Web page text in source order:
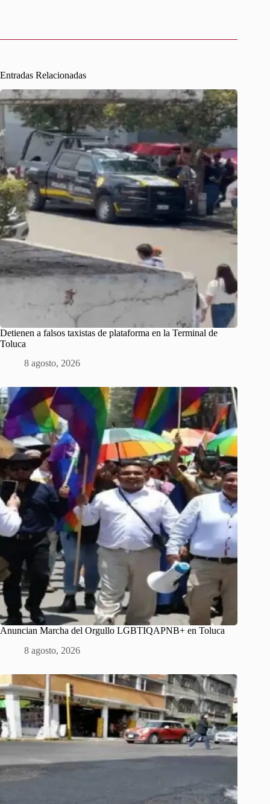
Entradas Relacionadas
Detienen a falsos taxistas de plataforma en la Terminal de
Toluca
8 agosto, 2026
Anuncian Marcha del Orgullo LGBTIQAPNB+ en Toluca
8 agosto, 2026